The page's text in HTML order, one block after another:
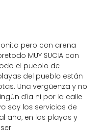
pero con arena
MUY SUCIA con
el pueblo de
del pueblo están
Una vergüenza y no
día ni por la calle
soy los servicios de
año, en las playas y